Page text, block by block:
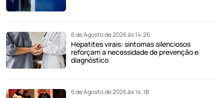
6 de Agosto de 2026 às 14:26
Hepatites virais: sintomas silenciosos
reforçam a necessidade de prevenção e
diagnóstico
6 de Agosto de 2026 às 14:18